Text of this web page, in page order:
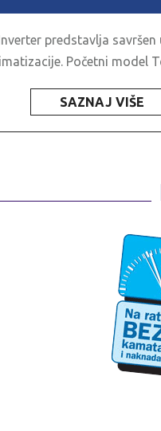
predstavlja savršen
Početni model
SAZNAJ VIŠE